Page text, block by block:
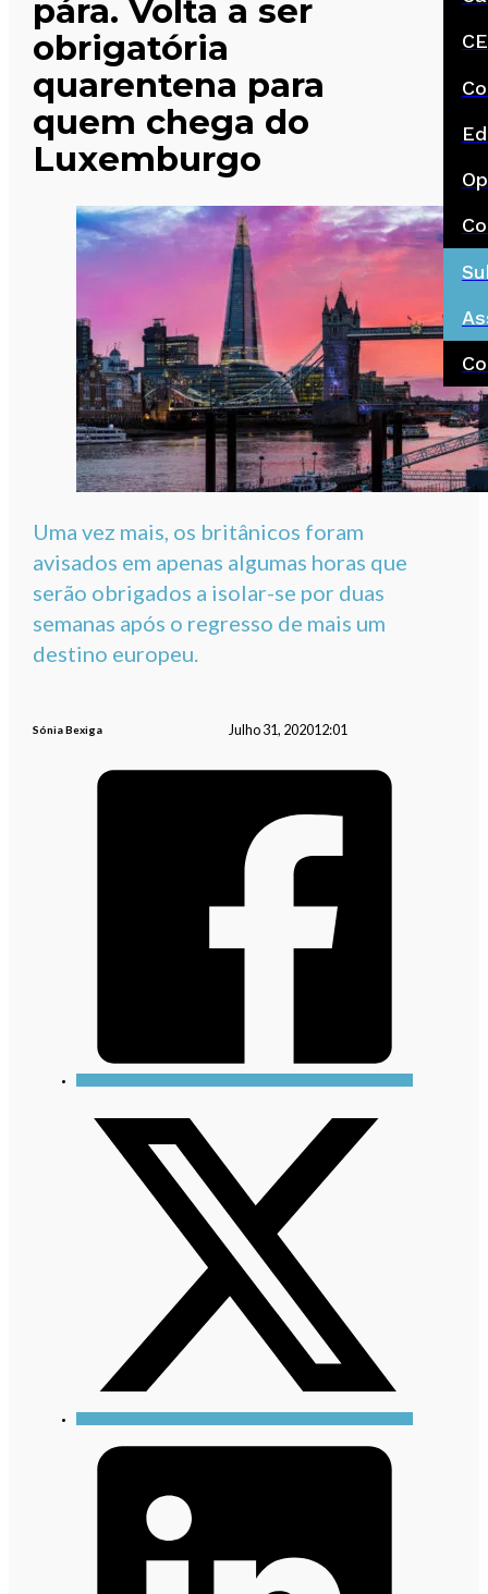
pára. Volta a ser
obrigatória
quarentena para
quem chega do
Luxemburgo
Uma vez mais, os britânicos foram
avisados ​​em apenas algumas horas que
serão obrigados a isolar-se por duas
semanas após o regresso de mais um
destino europeu.
Sónia Bexiga Julho 31, 202012:01